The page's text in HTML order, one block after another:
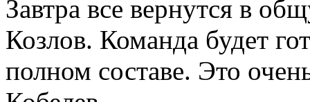
Завтра все вернутся в
Козлов. Команда будет
полном составе. Это